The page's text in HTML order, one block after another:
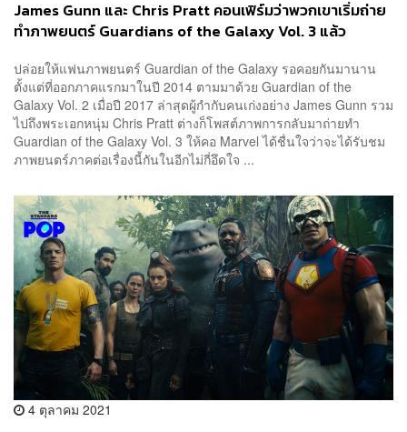
James Gunn และ Chris Pratt คอนเฟิร์มว่าพวกเขาเริ่มถ่าย
ทำภาพยนตร์ Guardians of the Galaxy Vol. 3 แล้ว
ปล่อยให้แฟนภาพยนตร์ Guardian of the Galaxy รอคอยกันมานาน
ตั้งแต่ที่ออกภาคแรกมาในปี 2014 ตามมาด้วย Guardian of the
Galaxy Vol. 2 เมื่อปี 2017 ล่าสุดผู้กำกับคนเก่งอย่าง James Gunn รวม
ไปถึงพระเอกหนุ่ม Chris Pratt ต่างก็โพสต์ภาพการกลับมาถ่ายทำ
Guardian of the Galaxy Vol. 3 ให้คอ Marvel ได้ชื่นใจว่าจะได้รับชม
ภาพยนตร์ภาคต่อเรื่องนี้กันในอีกไม่กี่อึดใจ ...
4 ตุลาคม 2021